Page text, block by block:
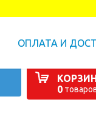
ОПЛАТА И
0